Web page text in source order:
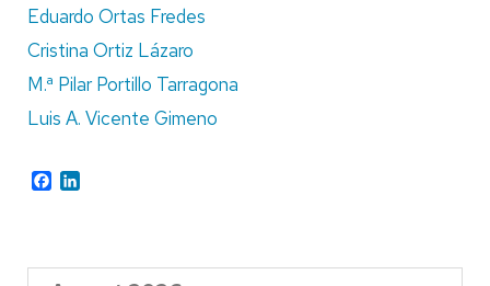
Eduardo Ortas Fredes
Cristina Ortiz Lázaro
M.ª Pilar Portillo Tarragona
Luis A. Vicente Gimeno
Facebook